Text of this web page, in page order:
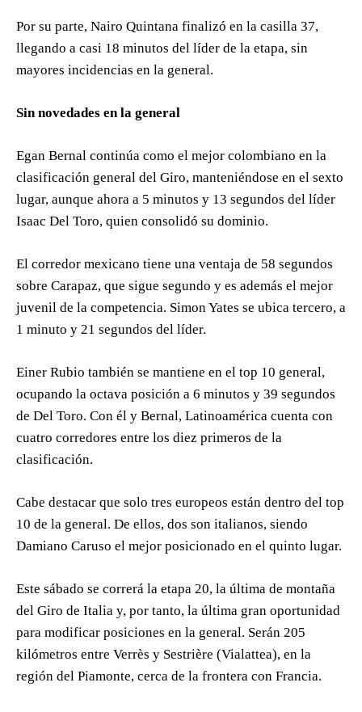
Por su parte, Nairo Quintana finalizó en la casilla 37,
llegando a casi 18 minutos del líder de la etapa, sin
mayores incidencias en la general.
Sin novedades en la general
Egan Bernal continúa como el mejor colombiano en la
clasificación general del Giro, manteniéndose en el sexto
lugar, aunque ahora a 5 minutos y 13 segundos del líder
Isaac Del Toro, quien consolidó su dominio.
El corredor mexicano tiene una ventaja de 58 segundos
sobre Carapaz, que sigue segundo y es además el mejor
juvenil de la competencia. Simon Yates se ubica tercero, a
1 minuto y 21 segundos del líder.
Einer Rubio también se mantiene en el top 10 general,
ocupando la octava posición a 6 minutos y 39 segundos
de Del Toro. Con él y Bernal, Latinoamérica cuenta con
cuatro corredores entre los diez primeros de la
clasificación.
Cabe destacar que solo tres europeos están dentro del top
10 de la general. De ellos, dos son italianos, siendo
Damiano Caruso el mejor posicionado en el quinto lugar.
Este sábado se correrá la etapa 20, la última de montaña
del Giro de Italia y, por tanto, la última gran oportunidad
para modificar posiciones en la general. Serán 205
kilómetros entre Verrès y Sestrière (Vialattea), en la
región del Piamonte, cerca de la frontera con Francia.